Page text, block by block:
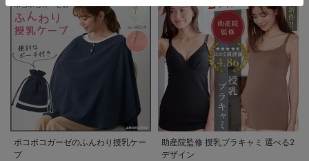
ポコポコガーゼのふんわり授乳ケー
プ
助産院監修 授乳ブラキャミ 選べる2
デザイン